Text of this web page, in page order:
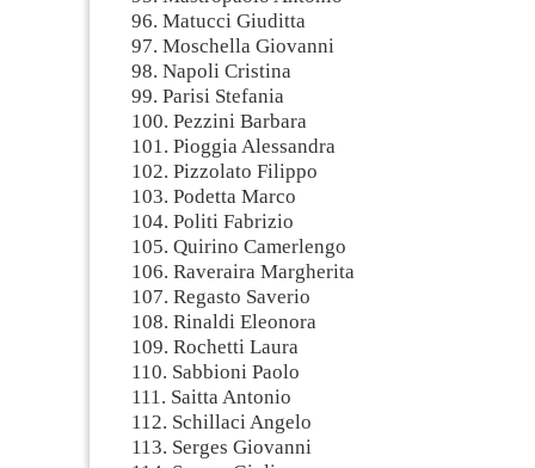
96. Matucci Giuditta
97. Moschella Giovanni
98. Napoli Cristina
99. Parisi Stefania
100. Pezzini Barbara
101. Pioggia Alessandra
102. Pizzolato Filippo
103. Podetta Marco
104. Politi Fabrizio
105. Quirino Camerlengo
106. Raveraira Margherita
107. Regasto Saverio
108. Rinaldi Eleonora
109. Rochetti Laura
110. Sabbioni Paolo
111. Saitta Antonio
112. Schillaci Angelo
113. Serges Giovanni